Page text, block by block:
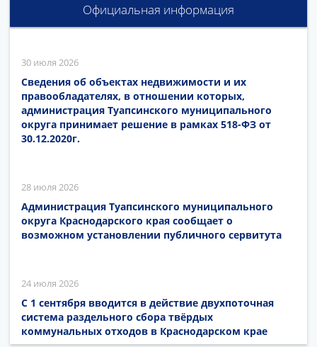
Официальная информация
30 июля 2026
Сведения об объектах недвижимости и их
правообладателях, в отношении которых,
администрация Туапсинского муниципального
округа принимает решение в рамках 518-ФЗ от
30.12.2020г.
28 июля 2026
Администрация Туапсинского муниципального
округа Краснодарского края сообщает о
возможном установлении публичного сервитута
24 июля 2026
С 1 сентября вводится в действие двухпоточная
система раздельного сбора твёрдых
коммунальных отходов в Краснодарском крае